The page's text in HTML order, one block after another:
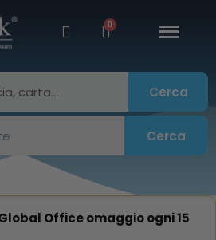
Cerca
Cerca
Office omaggio ogni 15